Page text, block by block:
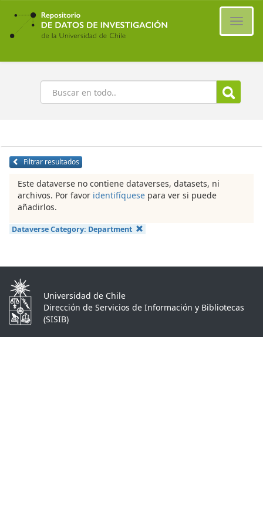
Ir
contenido
principal
Buscar
Filtrar resultados
Este dataverse no contiene dataverses, datasets, ni
archivos. Por favor identifíquese para ver si puede
añadirlos.
Dataverse Category: Department
Universidad de Chile
Dirección de Servicios de Información y Bibliotecas
(SISIB)